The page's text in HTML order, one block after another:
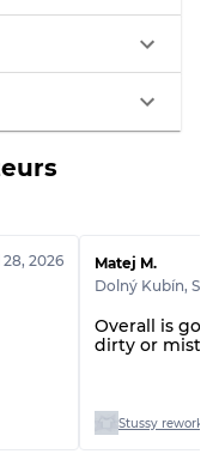
28, 2026
Matej M.
Dolný Kubín, SK
Overall is
dirty or
Stussy rework